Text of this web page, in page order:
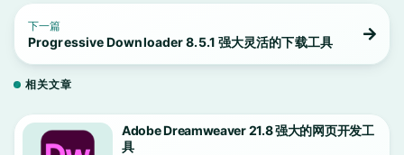
下一篇
Progressive Downloader 8.5.1 强大灵活的下载工具
相关文章
Adobe Dreamweaver 21.8 强大的网页开发工
具